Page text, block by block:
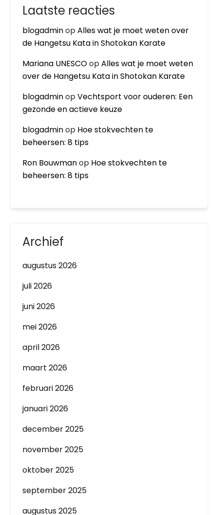
Laatste reacties
blogadminopAlles wat je moet weten over
de Hangetsu Kata in Shotokan Karate
Mariana UNESCOopAlles wat je moet weten
over de Hangetsu Kata in Shotokan Karate
blogadminopVechtsport voor ouderen: Een
gezonde en actieve keuze
blogadminop Hoe stokvechten te
beheersen: 8 tips
Ron Bouwmanop Hoe stokvechten te
beheersen: 8 tips
Archief
augustus 2026
juli 2026
juni 2026
mei 2026
april 2026
maart 2026
februari 2026
januari 2026
december 2025
november 2025
oktober 2025
september 2025
augustus 2025